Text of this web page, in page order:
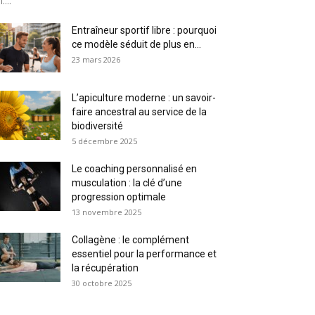
Entraîneur sportif libre : pourquoi
ce modèle séduit de plus en...
23 mars 2026
L’apiculture moderne : un savoir-
faire ancestral au service de la
biodiversité
5 décembre 2025
Le coaching personnalisé en
musculation : la clé d’une
progression optimale
13 novembre 2025
Collagène : le complément
essentiel pour la performance et
la récupération
30 octobre 2025